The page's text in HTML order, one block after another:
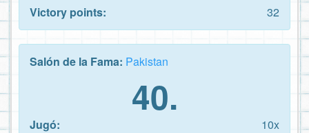
Victory points:
32
Salón de la Fama: Pakistan
40.
Jugó:
10x